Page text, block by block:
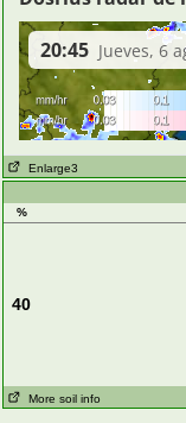
Enlarge3
%
40
More soil info